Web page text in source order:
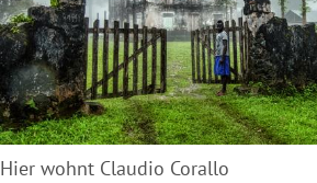
Hier wohnt Claudio Corallo